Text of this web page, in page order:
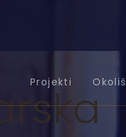
Projekti Okoliš